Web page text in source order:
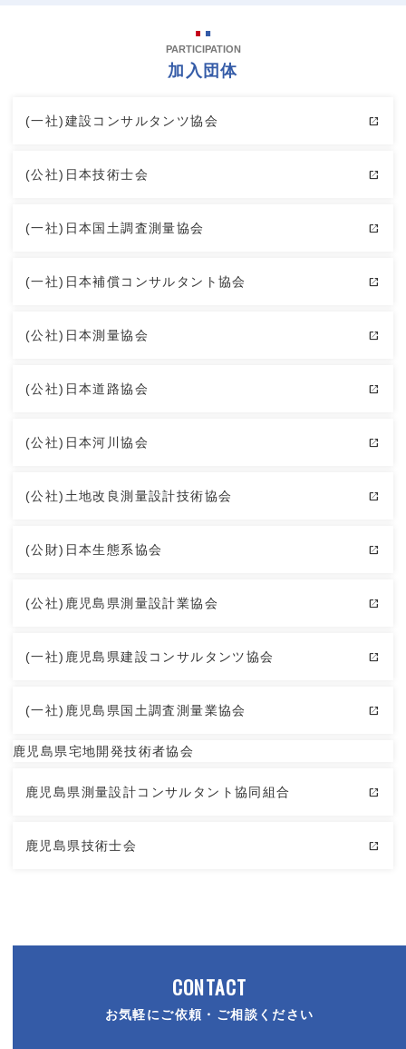
PARTICIPATION
加入団体
(一社)建設コンサルタンツ協会
(公社)日本技術士会
(一社)日本国土調査測量協会
(一社)日本補償コンサルタント協会
(公社)日本測量協会
(公社)日本道路協会
(公社)日本河川協会
(公社)土地改良測量設計技術協会
(公財)日本生態系協会
(公社)鹿児島県測量設計業協会
(一社)鹿児島県建設コンサルタンツ協会
(一社)鹿児島県国土調査測量業協会
鹿児島県宅地開発技術者協会
鹿児島県測量設計コンサルタント協同組合
鹿児島県技術士会
CONTACT
お気軽にご依頼・ご相談ください